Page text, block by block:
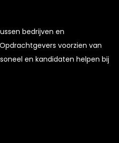
bedrijven en
voorzien van
en kandidaten helpen bij